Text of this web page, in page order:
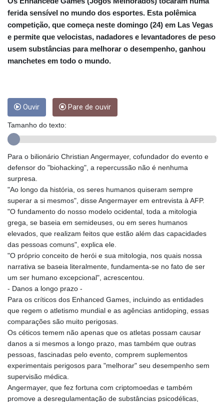
CUC 1
CUP 26.5
CVE 95.718223
DJF 178.411296
FJD 2.215901
FKP 0.742819
GBP 0.743455
GGP 0.742819
GHS 11.776297
GIP 0.742819
GMD 73.99975
GNF
GTQ 7.644462
GYD 209.601111
HRK 6.539003
HTG 130.990152
IDR 17934
ILS 3.007702
IMP 0.742819
INR 95.38485
1312.470159
IRR
ferida sensível no mundo dos esportes. Esta polêmica
competição, que começa neste domingo (24) em Las Vegas
e permite que velocistas, nadadores e levantadores de peso
usem substâncias para melhorar o desempenho, ganhou
manchetes em todo o mundo.
Ouvir Pare de ouvir
Tamanho do texto:
Para o bilionário Christian Angermayer, cofundador do evento e
defensor do "biohacking", a repercussão não é nenhuma
surpresa.
"Ao longo da história, os seres humanos quiseram sempre
superar a si mesmos", disse Angermayer em entrevista à AFP.
"O fundamento do nosso modelo ocidental, toda a mitologia
grega, se baseia em semideuses, ou em seres humanos
elevados, que realizam feitos que estão além das capacidades
das pessoas comuns", explica ele.
"O próprio conceito de herói e sua mitologia, nos quais nossa
narrativa se baseia literalmente, fundamenta-se no fato de ser
um ser humano excepcional", acrescentou.
- Danos a longo prazo -
Para os críticos dos Enhanced Games, incluindo as entidades
que regem o atletismo mundial e as agências antidoping, essas
comparações são muito perigosas.
Os céticos temem não apenas que os atletas possam causar
danos a si mesmos a longo prazo, mas também que outras
pessoas, fascinadas pelo evento, comprem suplementos
experimentais perigosos para "melhorar" seu desempenho sem
supervisão médica.
Angermayer, que fez fortuna com criptomoedas e também
promove a desregulamentação de substâncias psicodélicas,